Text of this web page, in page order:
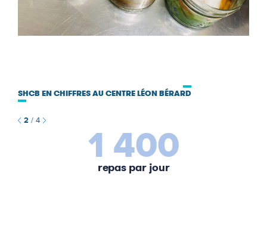
SHCB EN CHIFFRES AU CENTRE LÉON BÉRARD
2 / 4
1 400
repas par jour